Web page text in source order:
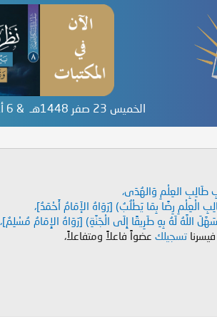
الخميس 23 صفر 1448هـ & 6 أغسطس 2026م
طَالِبِ العِلْمِ وَالهُدَى،
الْعِلْمِ رِضًا بِمَا يَطْلُبُ) [رَوَاهُ الإَمَامُ أَحْمَدُ]،
اللَّهُ لَهُ بِهِ طَرِيقًا إِلَى الْجَنَّةِ) [رَوَاهُ الإِمَامُ مُسْلِمٌ]،
تسجيلك عضواً فاعلاً ومتفاعلاً،